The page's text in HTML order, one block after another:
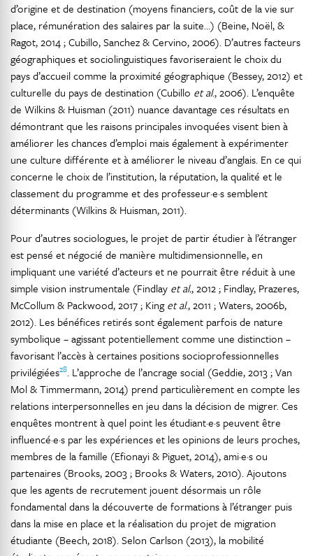
d’origine et de destination (moyens financiers, coût de la vie sur
place, rémunération des salaires par la suite…) (Beine, Noël, &
Ragot, 2014 ; Cubillo, Sanchez & Cervino, 2006). D’autres facteurs
géographiques et sociolinguistiques favoriseraient le choix du
pays d’accueil comme la proximité géographique (Bessey, 2012) et
culturelle du pays de destination (Cubillo et al., 2006). L’enquête
de Wilkins & Huisman (2011) nuance davantage ces résultats en
démontrant que les raisons principales invoquées visent bien à
améliorer les chances d’emploi mais également à expérimenter
une culture différente et à améliorer le niveau d’anglais. En ce qui
concerne le choix de l’institution, la réputation, la qualité et le
classement du programme et des professeur·e·s semblent
déterminants (Wilkins & Huisman, 2011).
Pour d’autres sociologues, le projet de partir étudier à l’étranger
est pensé et négocié de manière multidimensionnelle, en
impliquant une variété d’acteurs et ne pourrait être réduit à une
simple vision instrumentale (Findlay et al., 2012 ; Findlay, Prazeres,
McCollum & Packwood, 2017 ; Kinget al., 2011 ; Waters, 2006b,
2012). Les bénéfices retirés sont également parfois de nature
symbolique – agissant potentiellement comme une distinction –
favorisant l’accès à certaines positions socioprofessionnelles
privilégiées28. L’approche de l’ancrage social (Geddie, 2013 ; Van
Mol & Timmermann, 2014) prend particulièrement en compte les
relations interpersonnelles en jeu dans la décision de migrer. Ces
enquêtes montrent à quel point les étudiant·e·s peuvent être
influencé·e·s par les expériences et les opinions de leurs proches,
membres de la famille (Efionayi & Piguet, 2014), ami·e·s ou
partenaires (Brooks, 2003 ; Brooks & Waters, 2010). Ajoutons
que les agents de recrutement jouent désormais un rôle
fondamental dans la découverte de formations à l’étranger puis
dans la mise en place et la réalisation du projet de migration
étudiante (Beech, 2018). Selon Carlson (2013), la mobilité